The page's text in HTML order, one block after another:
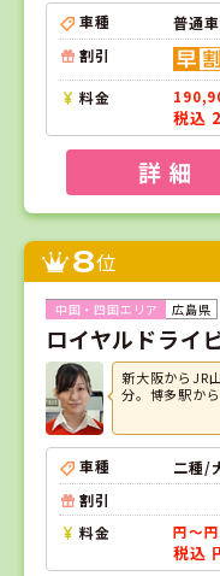
車種
普通
割引
料金
税込
詳 細
8位
広島県
ロイヤルドライ
新大阪からJR
分。博多駅か
車種
二種/
割引
料金
円～円
税込